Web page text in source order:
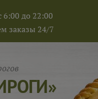
6:00 до 22:00
заказы 24/7